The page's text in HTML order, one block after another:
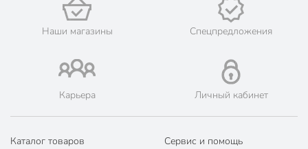
Модель
Ароматы СПА
Энергия
Вес в упаковке
235 г
15 x 6 x 6 см
Наши магазины Спецпредложения
Карьера Личный кабинет
Каталог товаров Сервис и помощь